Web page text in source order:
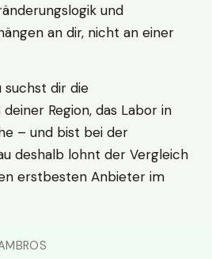
und
an dir, nicht an einer
suchst dir die
Region, das Labor in
– und bist bei der
deshalb lohnt der Vergleich
erstbesten Anbieter im